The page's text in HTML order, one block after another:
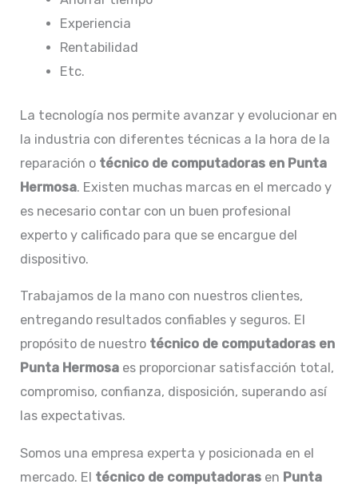
Experiencia
Rentabilidad
Etc.
La tecnología nos permite avanzar y evolucionar en
la industria con diferentes técnicas a la hora de la
reparación o técnico de computadoras en Punta
Hermosa. Existen muchas marcas en el mercado y
es necesario contar con un buen profesional
experto y calificado para que se encargue del
dispositivo.
Trabajamos de la mano con nuestros clientes,
entregando resultados confiables y seguros. El
propósito de nuestro técnico de computadoras en
Punta Hermosa es proporcionar satisfacción total,
compromiso, confianza, disposición, superando así
las expectativas.
Somos una empresa experta y posicionada en el
mercado. El técnico de computadoras en Punta